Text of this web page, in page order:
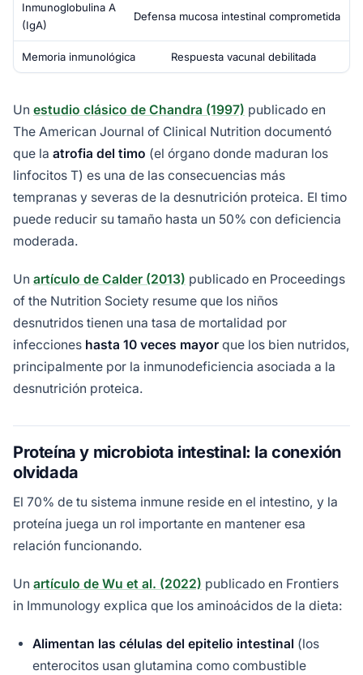
Inmunoglobulina A
(IgA)
Defensa mucosa intestinal comprometida
Memoria inmunológica Respuesta vacunal debilitada
Un estudio clásico de Chandra (1997) publicado en
The American Journal of Clinical Nutrition documentó
que la atrofia del timo (el órgano donde maduran los
linfocitos T) es una de las consecuencias más
tempranas y severas de la desnutrición proteica. El timo
puede reducir su tamaño hasta un 50% con deficiencia
moderada.
Un artículo de Calder (2013) publicado en Proceedings
of the Nutrition Society resume que los niños
desnutridos tienen una tasa de mortalidad por
infecciones hasta 10 veces mayor que los bien nutridos,
principalmente por la inmunodeficiencia asociada a la
desnutrición proteica.
Proteína y microbiota intestinal: la conexión
olvidada
El 70% de tu sistema inmune reside en el intestino, y la
proteína juega un rol importante en mantener esa
relación funcionando.
Un artículo de Wu et al. (2022) publicado en Frontiers
in Immunology explica que los aminoácidos de la dieta:
Alimentan las células del epitelio intestinal (los
enterocitos usan glutamina como combustible